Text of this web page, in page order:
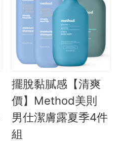
擺脫黏膩感【清爽
價】Method美則
男仕潔膚露夏季4件
組